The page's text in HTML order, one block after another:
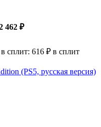
462 ₽
сплит: 616 ₽ в сплит
(PS5, русская версия)